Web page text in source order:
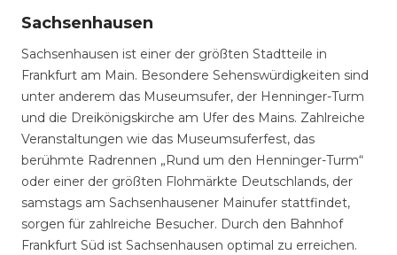
Sachsenhausen
Sachsenhausen ist einer der größten Stadtteile in
Frankfurt am Main. Besondere Sehenswürdigkeiten sind
unter anderem das Museumsufer, der Henninger-Turm
und die Dreikönigskirche am Ufer des Mains. Zahlreiche
Veranstaltungen wie das Museumsuferfest, das
berühmte Radrennen „Rund um den Henninger-Turm“
oder einer der größten Flohmärkte Deutschlands, der
samstags am Sachsenhausener Mainufer stattfindet,
sorgen für zahlreiche Besucher. Durch den Bahnhof
Frankfurt Süd ist Sachsenhausen optimal zu erreichen.